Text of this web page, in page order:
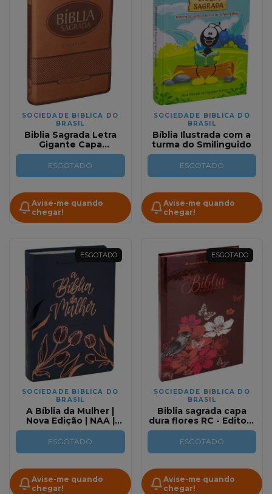
SOCIEDADE BIBLICA DO
BRASIL
Biblia Sagrada Letra
Gigante Capa
Emborrachada Marrom
Com indice RA
ESGOTADO
Avise-me quando
chegar!
SOCIEDADE BIBLICA DO
BRASIL
Bíblia Ilustrada com a
turma do Smilinguido
ESGOTADO
Avise-me quando
chegar!
ESGOTADO
SOCIEDADE BIBLICA DO
BRASIL
A Bíblia da Mulher |
Nova Edição | NAA |
Tulipa Escura |
Tamanho Portátil
ESGOTADO
Avise-me quando
chegar!
ESGOTADO
SOCIEDADE BIBLICA DO
BRASIL
Biblia sagrada capa
dura flores RC - Editora
SBB
ESGOTADO
Avise-me quando
chegar!